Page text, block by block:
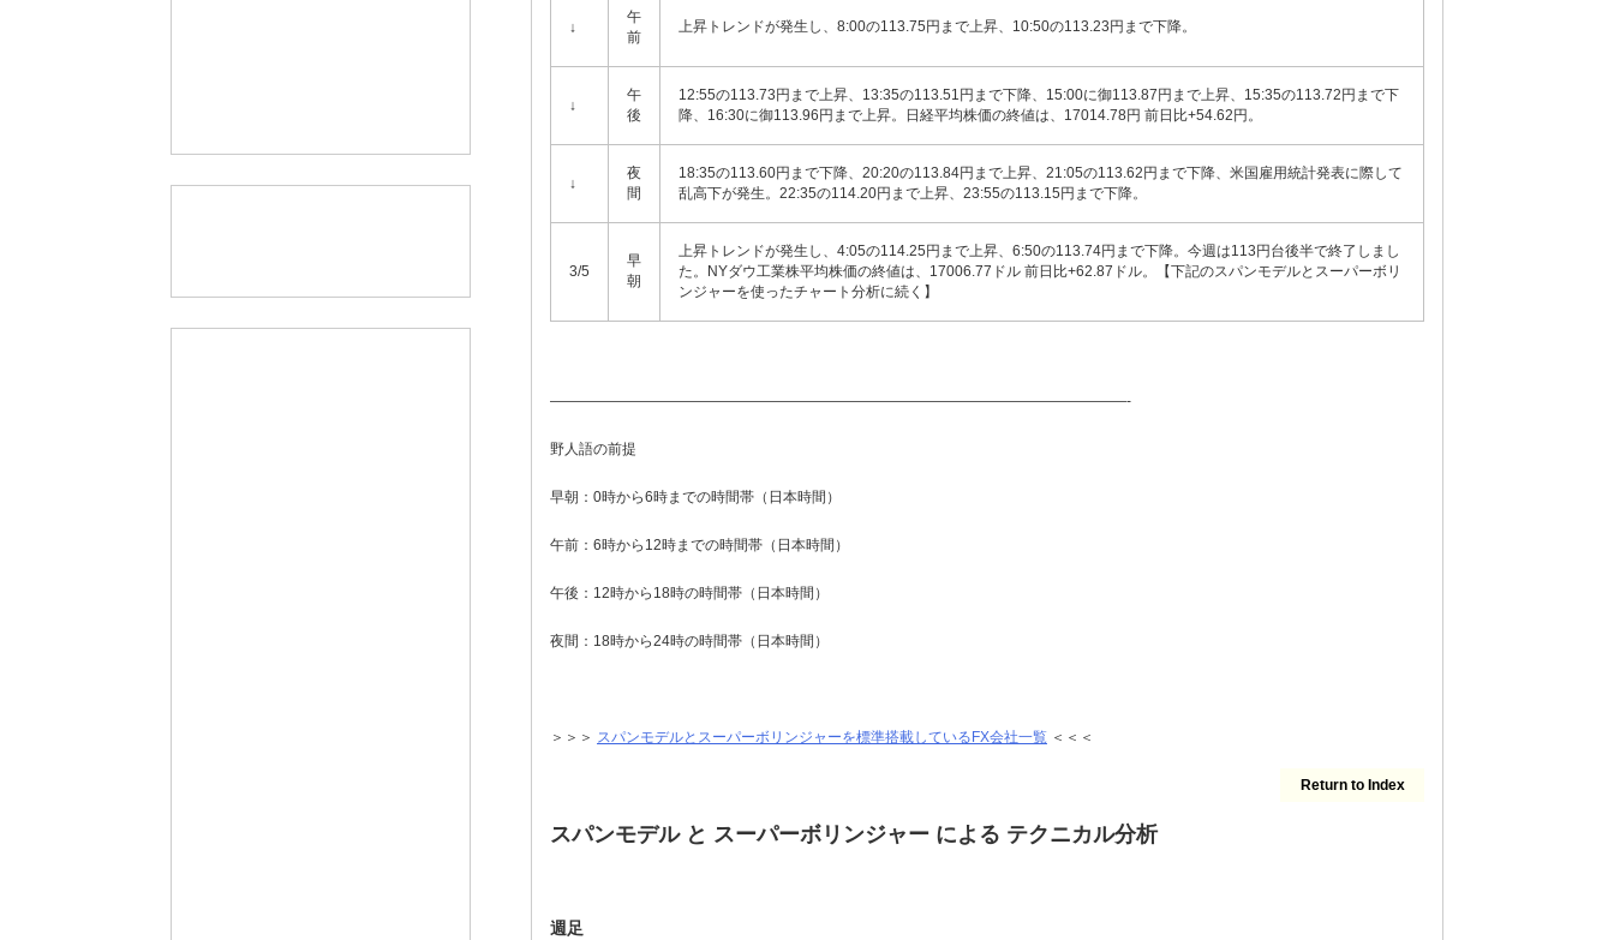
↓
午
前
上昇トレンドが発生し、8:00の113.75円まで上昇、10:50の113.23円まで下降。
↓
午
後
12:55の113.73円まで上昇、13:35の113.51円まで下降、15:00に御113.87円まで上昇、15:35の113.72円まで下
降、16:30に御113.96円まで上昇。日経平均株価の終値は、17014.78円 前日比+54.62円。
↓
夜
間
18:35の113.60円まで下降、20:20の113.84円まで上昇、21:05の113.62円まで下降、米国雇用統計発表に際して
乱高下が発生。22:35の114.20円まで上昇、23:55の113.15円まで下降。
3/5
早
朝
上昇トレンドが発生し、4:05の114.25円まで上昇、6:50の113.74円まで下降。今週は113円台後半で終了しまし
た。NYダウ工業株平均株価の終値は、17006.77ドル 前日比+62.87ドル。【下記のスパンモデルとスーパーボリ
ンジャーを使ったチャート分析に続く】
————————————————————————————————————————-
野人語の前提
早朝：0時から6時までの時間帯（日本時間）
午前：6時から12時までの時間帯（日本時間）
午後：12時から18時の時間帯（日本時間）
夜間：18時から24時の時間帯（日本時間）
＞＞＞ スパンモデルとスーパーボリンジャーを標準搭載しているFX会社一覧 ＜＜＜
Return to Index
スパンモデル と スーパーボリンジャー による テクニカル分析
週足